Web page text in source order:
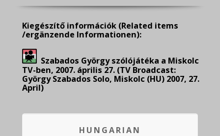
Kiegészítő információk (Related items
/ergänzende Informationen):
Szabados György szólójátéka a Miskolc
TV-ben, 2007. április 27. (TV Broadcast:
György Szabados Solo, Miskolc (HU) 2007, 27.
April)
HUNGARIAN